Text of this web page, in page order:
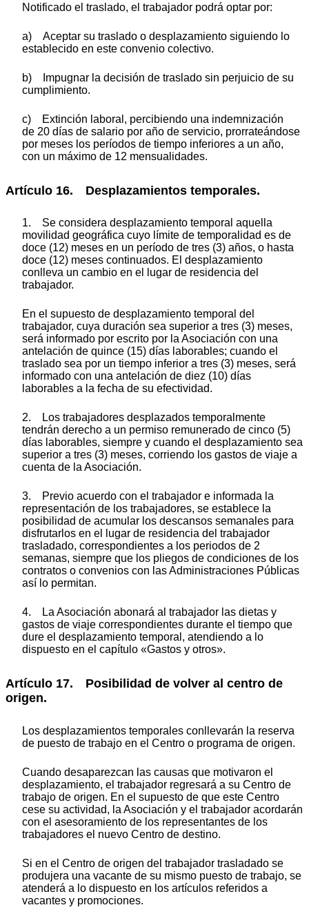
Notificado el traslado, el trabajador podrá optar por:
a) Aceptar su traslado o desplazamiento siguiendo lo
establecido en este convenio colectivo.
b) Impugnar la decisión de traslado sin perjuicio de su
cumplimiento.
c) Extinción laboral, percibiendo una indemnización
de 20 días de salario por año de servicio, prorrateándose
por meses los períodos de tiempo inferiores a un año,
con un máximo de 12 mensualidades.
Artículo 16. Desplazamientos temporales.
1. Se considera desplazamiento temporal aquella
movilidad geográfica cuyo límite de temporalidad es de
doce (12) meses en un período de tres (3) años, o hasta
doce (12) meses continuados. El desplazamiento
conlleva un cambio en el lugar de residencia del
trabajador.
En el supuesto de desplazamiento temporal del
trabajador, cuya duración sea superior a tres (3) meses,
será informado por escrito por la Asociación con una
antelación de quince (15) días laborables; cuando el
traslado sea por un tiempo inferior a tres (3) meses, será
informado con una antelación de diez (10) días
laborables a la fecha de su efectividad.
2. Los trabajadores desplazados temporalmente
tendrán derecho a un permiso remunerado de cinco (5)
días laborables, siempre y cuando el desplazamiento sea
superior a tres (3) meses, corriendo los gastos de viaje a
cuenta de la Asociación.
3. Previo acuerdo con el trabajador e informada la
representación de los trabajadores, se establece la
posibilidad de acumular los descansos semanales para
disfrutarlos en el lugar de residencia del trabajador
trasladado, correspondientes a los periodos de 2
semanas, siempre que los pliegos de condiciones de los
contratos o convenios con las Administraciones Públicas
así lo permitan.
4. La Asociación abonará al trabajador las dietas y
gastos de viaje correspondientes durante el tiempo que
dure el desplazamiento temporal, atendiendo a lo
dispuesto en el capítulo «Gastos y otros».
Artículo 17. Posibilidad de volver al centro de
origen.
Los desplazamientos temporales conllevarán la reserva
de puesto de trabajo en el Centro o programa de origen.
Cuando desaparezcan las causas que motivaron el
desplazamiento, el trabajador regresará a su Centro de
trabajo de origen. En el supuesto de que este Centro
cese su actividad, la Asociación y el trabajador acordarán
con el asesoramiento de los representantes de los
trabajadores el nuevo Centro de destino.
Si en el Centro de origen del trabajador trasladado se
produjera una vacante de su mismo puesto de trabajo, se
atenderá a lo dispuesto en los artículos referidos a
vacantes y promociones.